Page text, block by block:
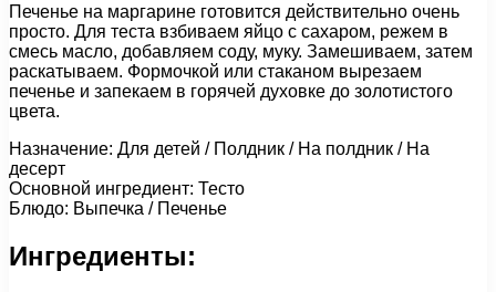
Печенье на маргарине готовится действительно очень
просто. Для теста взбиваем яйцо с сахаром, режем в
смесь масло, добавляем соду, муку. Замешиваем, затем
раскатываем. Формочкой или стаканом вырезаем
печенье и запекаем в горячей духовке до золотистого
цвета.
Назначение: Для детей / Полдник / На полдник / На
десерт
Основной ингредиент: Тесто
Блюдо: Выпечка / Печенье
Ингредиенты: